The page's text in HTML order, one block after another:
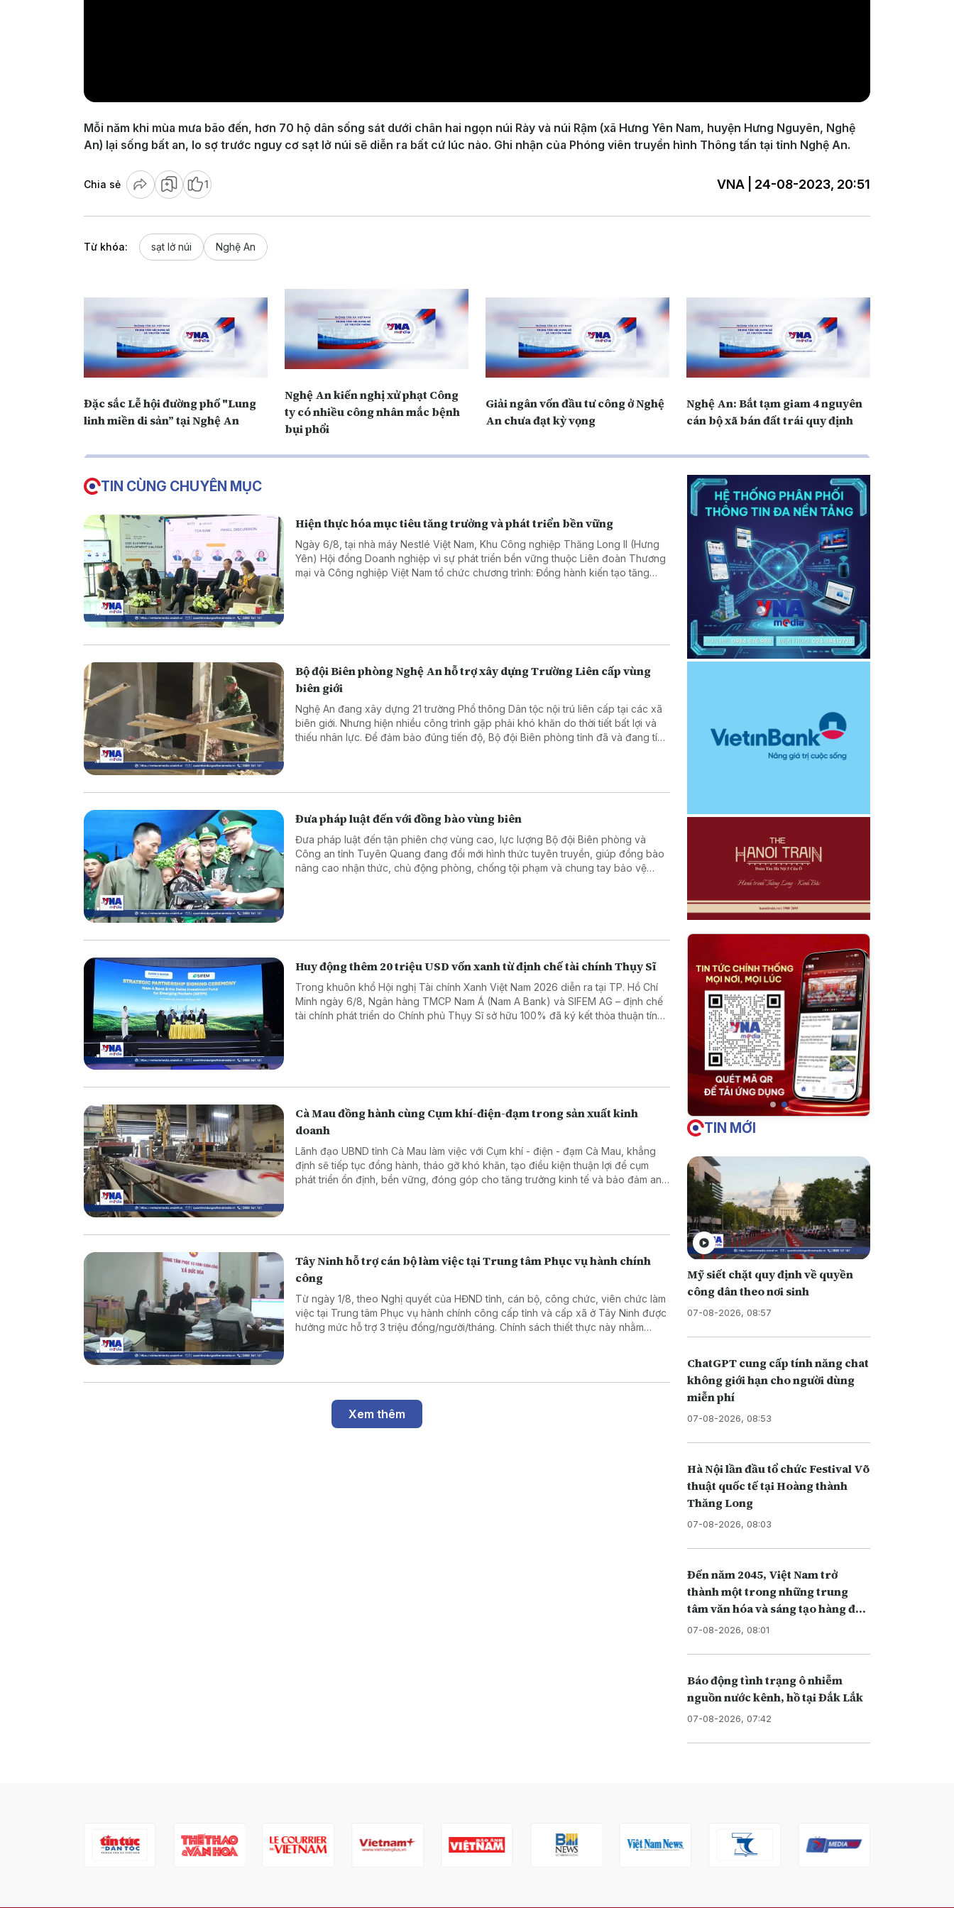
Mỗi năm khi mùa mưa bão đến, hơn 70 hộ dân sống sát dưới chân hai ngọn núi Rày và núi Rậm (xã Hưng Yên Nam, huyện Hưng Nguyên, Nghệ
An) lại sống bất an, lo sợ trước nguy cơ sạt lở núi sẽ diễn ra bất cứ lúc nào. Ghi nhận của Phóng viên truyền hình Thông tấn tại tỉnh Nghệ An.
Chia sẻ 1 VNA | 24-08-2023, 20:51
Từ khóa: sạt lở núi Nghệ An
Đặc sắc Lễ hội đường phố "Lung
linh miền di sản” tại Nghệ An
Nghệ An kiến nghị xử phạt Công
ty có nhiều công nhân mắc bệnh
bụi phổi
Giải ngân vốn đầu tư công ở Nghệ
An chưa đạt kỳ vọng
Nghệ An: Bắt tạm giam 4 nguyên
cán bộ xã bán đất trái quy định
TIN CÙNG CHUYÊN MỤC
Hiện thực hóa mục tiêu tăng trưởng và phát triển bền vững
Ngày 6/8, tại nhà máy Nestlé Việt Nam, Khu Công nghiệp Thăng Long II (Hưng
Yên) Hội đồng Doanh nghiệp vì sự phát triển bền vững thuộc Liên đoàn Thương
mại và Công nghiệp Việt Nam tổ chức chương trình: Đồng hành kiến tạo tăng
Bộ đội Biên phòng Nghệ An hỗ trợ xây dựng Trường Liên cấp vùng
biên giới
Nghệ An đang xây dựng 21 trường Phổ thông Dân tộc nội trú liên cấp tại các xã
biên giới. Nhưng hiện nhiều công trình gặp phải khó khăn do thời tiết bất lợi và
thiếu nhân lực. Để đảm bảo đúng tiến độ, Bộ đội Biên phòng tỉnh đã và đang tích
Đưa pháp luật đến với đồng bào vùng biên
Đưa pháp luật đến tận phiên chợ vùng cao, lực lượng Bộ đội Biên phòng và
Công an tỉnh Tuyên Quang đang đổi mới hình thức tuyên truyền, giúp đồng bào
nâng cao nhận thức, chủ động phòng, chống tội phạm và chung tay bảo vệ
Huy động thêm 20 triệu USD vốn xanh từ định chế tài chính Thụy Sĩ
Trong khuôn khổ Hội nghị Tài chính Xanh Việt Nam 2026 diễn ra tại TP. Hồ Chí
Minh ngày 6/8, Ngân hàng TMCP Nam Á (Nam A Bank) và SIFEM AG – định chế
tài chính phát triển do Chính phủ Thụy Sĩ sở hữu 100% đã ký kết thỏa thuận tín
Cà Mau đồng hành cùng Cụm khí-điện-đạm trong sản xuất kinh
doanh
Lãnh đạo UBND tỉnh Cà Mau làm việc với Cụm khí - điện - đạm Cà Mau, khẳng
định sẽ tiếp tục đồng hành, tháo gỡ khó khăn, tạo điều kiện thuận lợi để cụm
phát triển ổn định, bền vững, đóng góp cho tăng trưởng kinh tế và bảo đảm an
Tây Ninh hỗ trợ cán bộ làm việc tại Trung tâm Phục vụ hành chính
công
Từ ngày 1/8, theo Nghị quyết của HĐND tỉnh, cán bộ, công chức, viên chức làm
việc tại Trung tâm Phục vụ hành chính công cấp tỉnh và cấp xã ở Tây Ninh được
hưởng mức hỗ trợ 3 triệu đồng/người/tháng. Chính sách thiết thực này nhằm
Xem thêm
TIN MỚI
Mỹ siết chặt quy định về quyền
công dân theo nơi sinh
07-08-2026, 08:57
ChatGPT cung cấp tính năng chat
không giới hạn cho người dùng
miễn phí
07-08-2026, 08:53
Hà Nội lần đầu tổ chức Festival Võ
thuật quốc tế tại Hoàng thành
Thăng Long
07-08-2026, 08:03
Đến năm 2045, Việt Nam trở
thành một trong những trung
tâm văn hóa và sáng tạo hàng đầu
khu vực
07-08-2026, 08:01
Báo động tình trạng ô nhiễm
nguồn nước kênh, hồ tại Đắk Lắk
07-08-2026, 07:42